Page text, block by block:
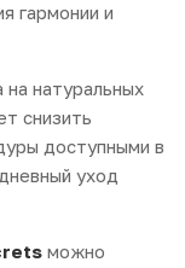
гармонии и
на натуральных
снизить
доступными в
уход
можно